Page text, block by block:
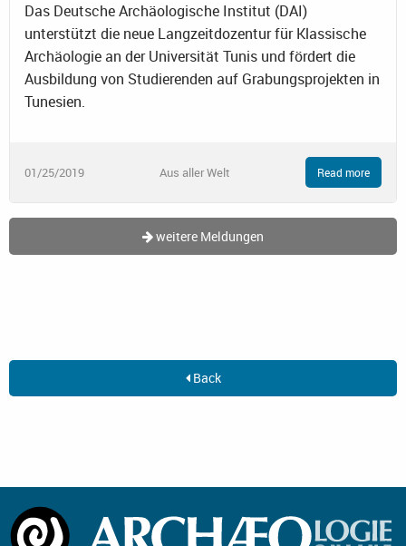
Das Deutsche Archäologische Institut (DAI)
unterstützt die neue Langzeitdozentur für Klassische
Archäologie an der Universität Tunis und fördert die
Ausbildung von Studierenden auf Grabungsprojekten in
Tunesien.
01/25/2019 Aus aller Welt Read more
weitere Meldungen
Back